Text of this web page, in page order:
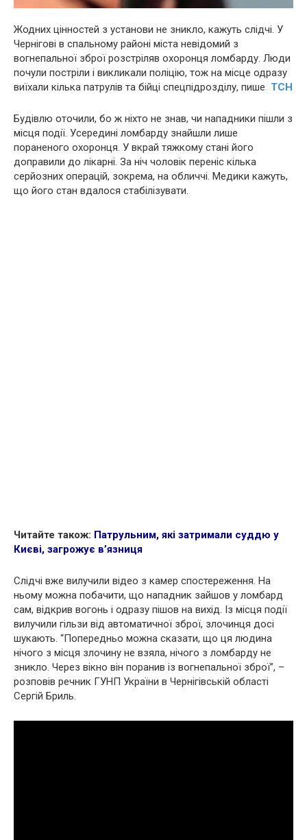
Жодних цінностей з установи не зникло, кажуть слідчі. У
Чернігові в спальному районі міста невідомий з
вогнепальної зброї розстріляв охоронця ломбарду. Люди
почули постріли і викликали поліцію, тож на місце одразу
виїхали кілька патрулів та бійці спецпідрозділу, пише ТСН
Будівлю оточили, бо ж ніхто не знав, чи нападники пішли з
місця події. Усередині ломбарду знайшли лише
пораненого охоронця. У вкрай тяжкому стані його
доправили до лікарні. За ніч чоловік переніс кілька
серйозних операцій, зокрема, на обличчі. Медики кажуть,
що його стан вдалося стабілізувати.
Читайте також: Патрульним, які затримали суддю у
Києві, загрожує в’язниця
Слідчі вже вилучили відео з камер спостереження. На
ньому можна побачити, що нападник зайшов у ломбард
сам, відкрив вогонь і одразу пішов на вихід. Із місця події
вилучили гільзи від автоматичної зброї, злочинця досі
шукають. “Попередньо можна сказати, що ця людина
нічого з місця злочину не взяла, нічого з ломбарду не
зникло. Через вікно він поранив із вогнепальної зброї”, –
розповів речник ГУНП України в Чернігівській області
Сергій Бриль.